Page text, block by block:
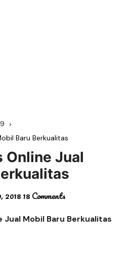
Baru Berkualitas
Online Jual
201818 Comments
Jual Mobil Baru Berkualitas